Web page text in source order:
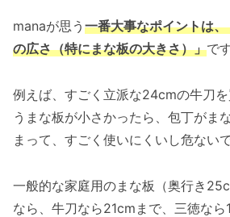
manaが思う 一番大事なポイントは
の広さ（特にまな板の大きさ）」です
例えば、すごく立派な24cmの牛刀
うまな板が小さかったら、包丁がま
まって、すごく使いにくいし危ない
一般的な家庭用のまな板（奥行き
なら、牛刀なら21cmまで、三徳なら